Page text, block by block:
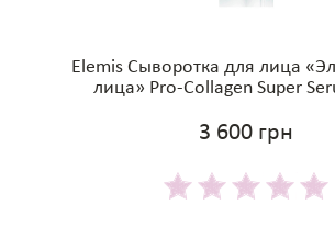
Elemis Сыворотка для лица
лица» Pro-Collagen Super
3 600 грн